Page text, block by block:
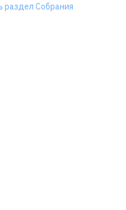
раздел Собрания